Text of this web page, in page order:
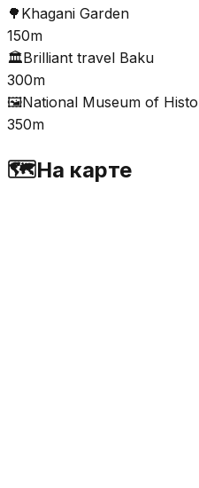
🌳 Khagani Garden
150m
🏛️Brilliant travel Baku
300m
🖼️National Museum of
350m
🗺️На карте